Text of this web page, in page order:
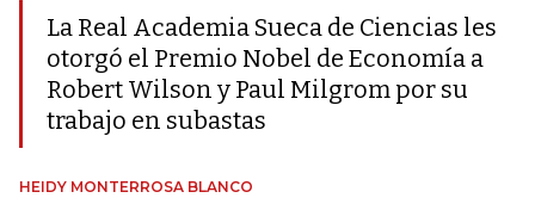
La Real Academia Sueca de Ciencias les
otorgó el Premio Nobel de Economía a
Robert Wilson y Paul Milgrom por su
trabajo en subastas
HEIDY MONTERROSA BLANCO